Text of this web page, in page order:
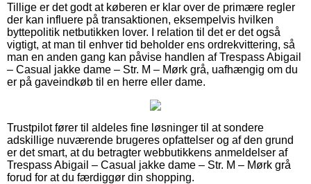
Tillige er det godt at køberen er klar over de primære regler
der kan influere på transaktionen, eksempelvis hvilken
byttepolitik netbutikken lover. I relation til det er det også
vigtigt, at man til enhver tid beholder ens ordrekvittering, så
man en anden gang kan påvise handlen af Trespass Abigail
– Casual jakke dame – Str. M – Mørk grå, uafhængig om du
er på gaveindkøb til en herre eller dame.
Trustpilot fører til aldeles fine løsninger til at sondere
adskillige nuværende brugeres opfattelser og af den grund
er det smart, at du betragter webbutikkens anmeldelser af
Trespass Abigail – Casual jakke dame – Str. M – Mørk grå
forud for at du færdiggør din shopping.